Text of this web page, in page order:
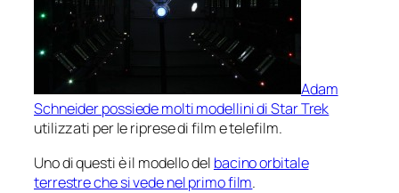
Adam
Schneider possiede molti modellini di Star Trek
utilizzati per le riprese di film e telefilm.
Uno di questi è il modello del bacino orbitale
terrestre che si vede nel primo film.